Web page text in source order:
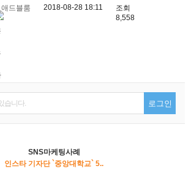
애드블룸 2018-08-28 18:11
조회
8,558
습니다. 로그인
SNS마케팅사례
인스타 기자단 `중앙대학교` 5..